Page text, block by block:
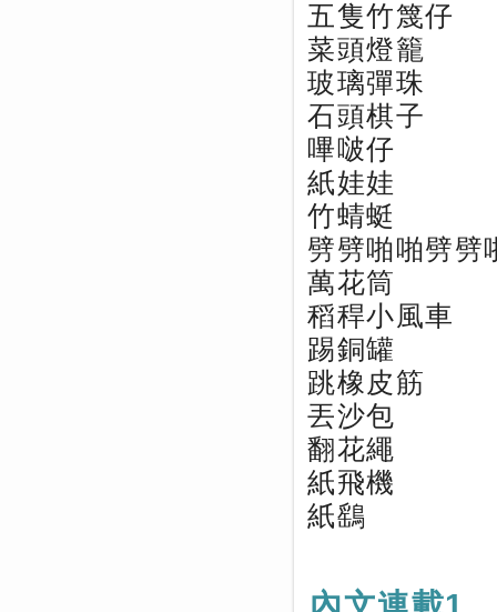
五隻竹篾仔
菜頭燈籠
玻璃彈珠
石頭棋子
嗶啵仔
紙娃娃
竹蜻蜓
劈劈啪啪劈劈
萬花筒
稻稈小風車
踢銅罐
跳橡皮筋
丟沙包
翻花繩
紙飛機
紙鷂